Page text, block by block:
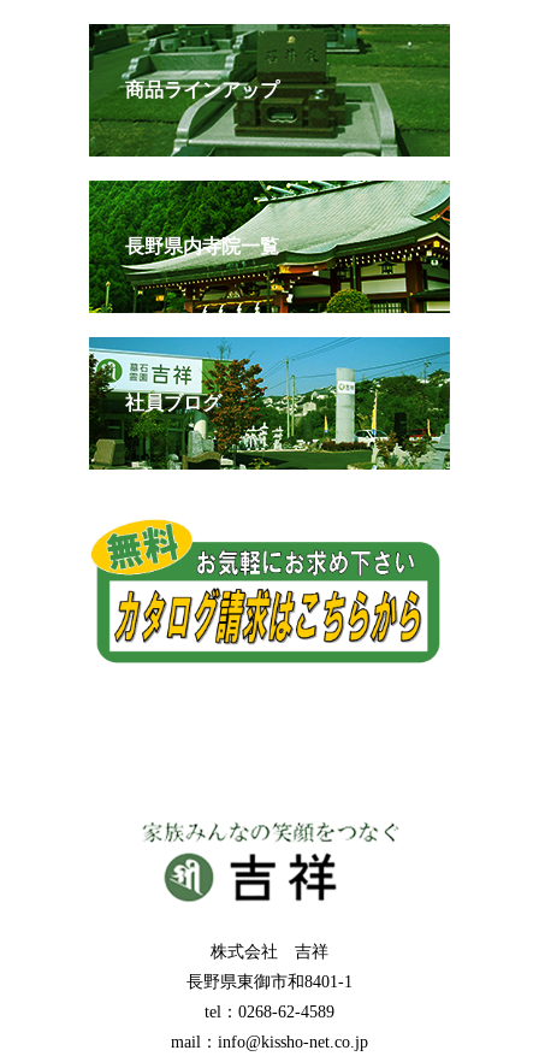
商品ラインアップ
長野県内寺院一覧
社員ブログ
株式会社 吉祥
長野県東御市和8401-1
tel：0268-62-4589
mail：info@kissho-net.co.jp